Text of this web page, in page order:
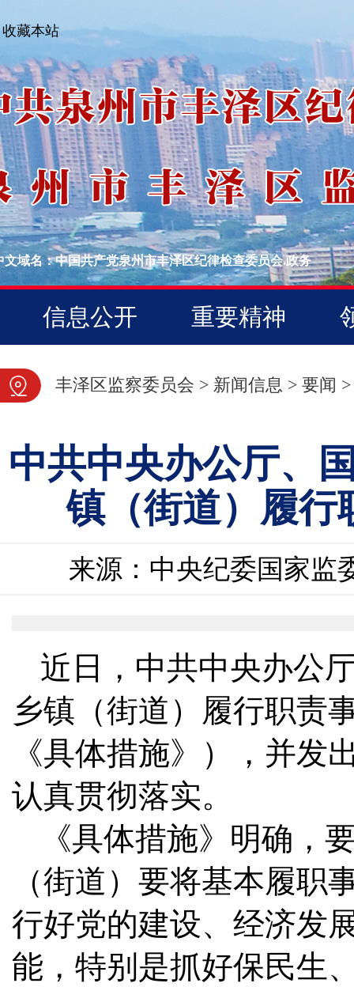
收藏本站
文域名：中国共产党泉州市丰泽区纪律检查委员会.政务
信息公开 重要精神
图片新闻
丰泽区监察委员会 > 新闻信息 > 要闻 >
中共中央办公厅、
镇（街道）履行
来源：中央纪委国家监
近日，中共中央办公
乡镇（街道）履行职责
《具体措施》），并发
认真贯彻落实。
《具体措施》明确，
（街道）要将基本履职
行好党的建设、经济发
能，特别是抓好保民生